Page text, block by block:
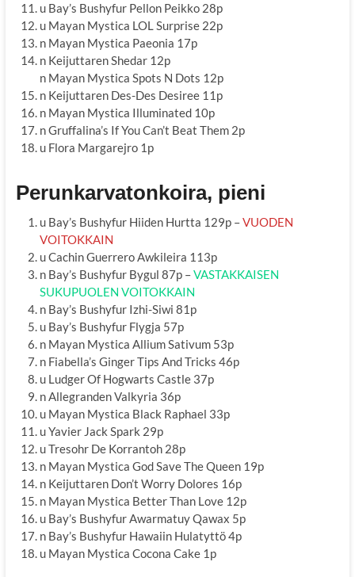
u Bay’s Bushyfur Pellon Peikko 28p
u Mayan Mystica LOL Surprise 22p
n Mayan Mystica Paeonia 17p
n Keijuttaren Shedar 12p
n Mayan Mystica Spots N Dots 12p
n Keijuttaren Des-Des Desiree 11p
n Mayan Mystica Illuminated 10p
n Gruffalina’s If You Can’t Beat Them 2p
u Flora Margarejro 1p
Perunkarvatonkoira, pieni
u Bay’s Bushyfur Hiiden Hurtta 129p –VUODEN
VOITOKKAIN
u Cachin Guerrero Awkileira 113p
n Bay’s Bushyfur Bygul 87p –VASTAKKAISEN
SUKUPUOLEN VOITOKKAIN
n Bay’s Bushyfur Izhi-Siwi 81p
u Bay’s Bushyfur Flygja 57p
n Mayan Mystica Allium Sativum 53p
n Fiabella’s Ginger Tips And Tricks 46p
u Ludger Of Hogwarts Castle 37p
n Allegranden Valkyria 36p
u Mayan Mystica Black Raphael 33p
u Yavier Jack Spark 29p
u Tresohr De Korrantoh 28p
n Mayan Mystica God Save The Queen 19p
n Keijuttaren Don’t Worry Dolores 16p
n Mayan Mystica Better Than Love 12p
u Bay’s Bushyfur Awarmatuy Qawax 5p
n Bay’s Bushyfur Hawaiin Hulatyttö 4p
u Mayan Mystica Cocona Cake 1p